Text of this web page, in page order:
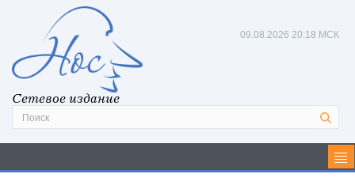
Сетевое издание
09.08.2026 20:18 МСК